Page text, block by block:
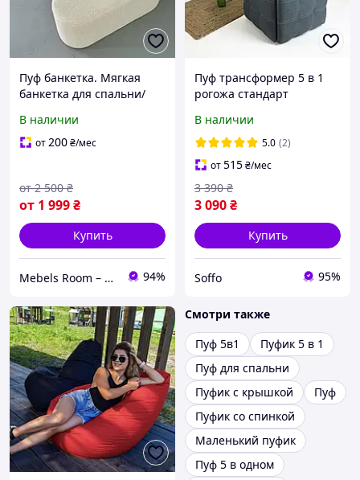
Пуф банкетка. Мягкая
банкетка для спальни/
банкетка-пуф.
В наличии
от200₴/мес
от 1 999₴
от 2 500 ₴
Купить
Mebels Room – ми за комфорт та зручність для вас 94%
Пуф трансформер 5 в 1
рогожа стандарт
В наличии
5.0 (2)
от515₴/мес
3 090₴
3 390 ₴
Купить
Soffo 95%
Смотри также
Пуф 5в1
Пуфик 5 в 1
Пуф для спальни
Пуфик с крышкой
Пуф
Пуфик со спинкой
Маленький пуфик
Пуф 5 в одном